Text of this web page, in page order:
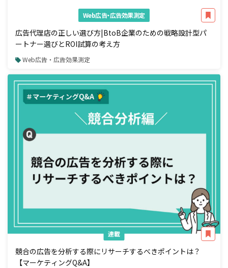
Web広告・広告効果測定
広告代理店の正しい選び方|BtoB企業のための戦略設計型パ
ートナー選びとROI試算の考え方
Web広告・広告効果測定
連載
競合の広告を分析する際にリサーチするべきポイントは？
【マーケティングQ&A】